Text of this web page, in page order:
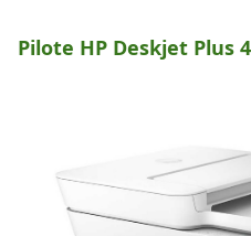
Pilote HP Deskjet Plus